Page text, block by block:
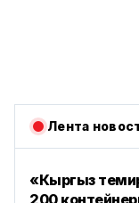
Лента
«Кыргыз